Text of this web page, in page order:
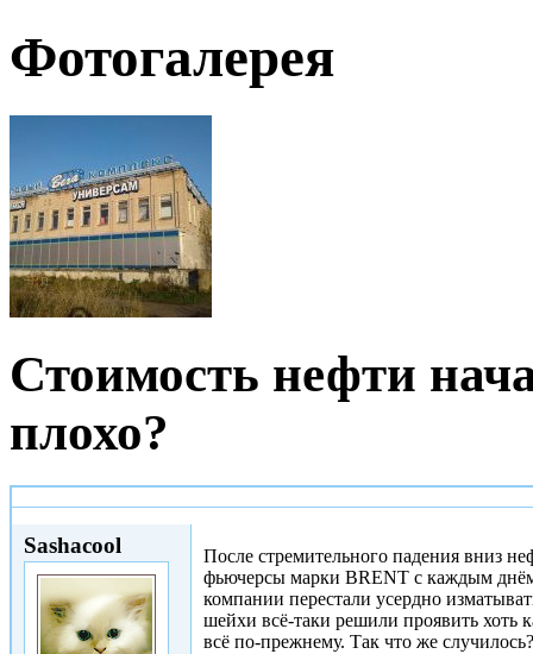
Фотогалерея
Стоимость нефти
плохо?
Sashacool
После стремительного падения вниз
фьючерсы марки BRENT с каждым
компании перестали усердно
шейхи всё-таки решили проявить хоть
всё по-прежнему. Так что же